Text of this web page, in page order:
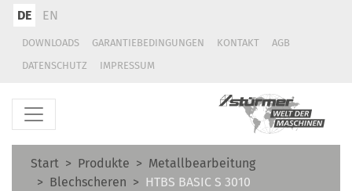
DE EN
DOWNLOADS GARANTIEBEDINGUNGEN KONTAKT
AGB
DATENSCHUTZ
IMPRESSUM
Start Produkte
Metallbearbeitung
Blechscheren
HTBS BASIC S 3010